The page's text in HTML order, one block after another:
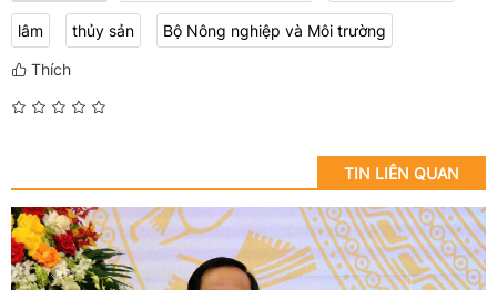
lâm thủy sản Bộ Nông nghiệp và Môi trường
Thích
TIN LIÊN QUAN